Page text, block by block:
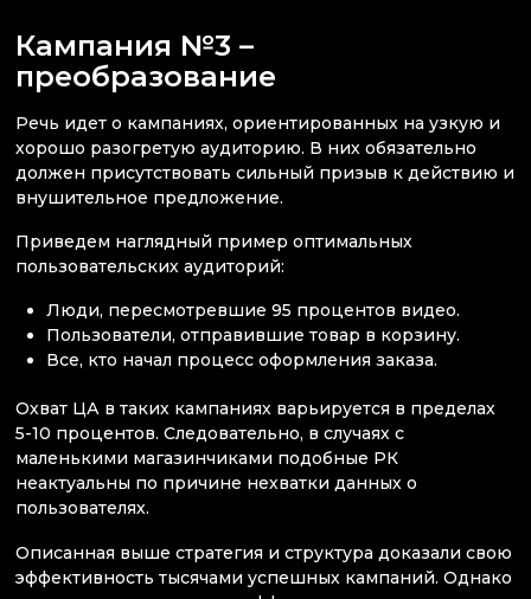
Кампания №3 –
преобразование
Речь идет о кампаниях, ориентированных на узкую и
хорошо разогретую аудиторию. В них обязательно
должен присутствовать сильный призыв к действию и
внушительное предложение.
Приведем наглядный пример оптимальных
пользовательских аудиторий:
Люди, пересмотревшие 95 процентов видео.
Пользователи, отправившие товар в корзину.
Все, кто начал процесс оформления заказа.
Охват ЦА в таких кампаниях варьируется в пределах
5-10 процентов. Следовательно, в случаях с
маленькими магазинчиками подобные РК
неактуальны по причине нехватки данных о
пользователях.
Описанная выше стратегия и структура доказали свою
эффективность тысячами успешных кампаний. Однако